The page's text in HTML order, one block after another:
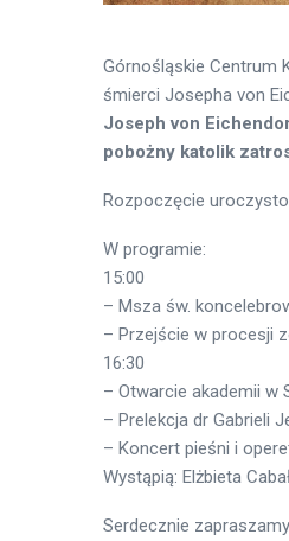
Górnośląskie Centrum
śmierci Josepha von
Joseph von
pobożny katolik
Rozpoczęcie
W programie:
15:00
– Msza św.
– Przejście w procesji
16:30
– Otwarcie akademii w
– Prelekcja dr Gabrieli
– Koncert pieśni i
Wystąpią: Elżbieta
Serdecznie